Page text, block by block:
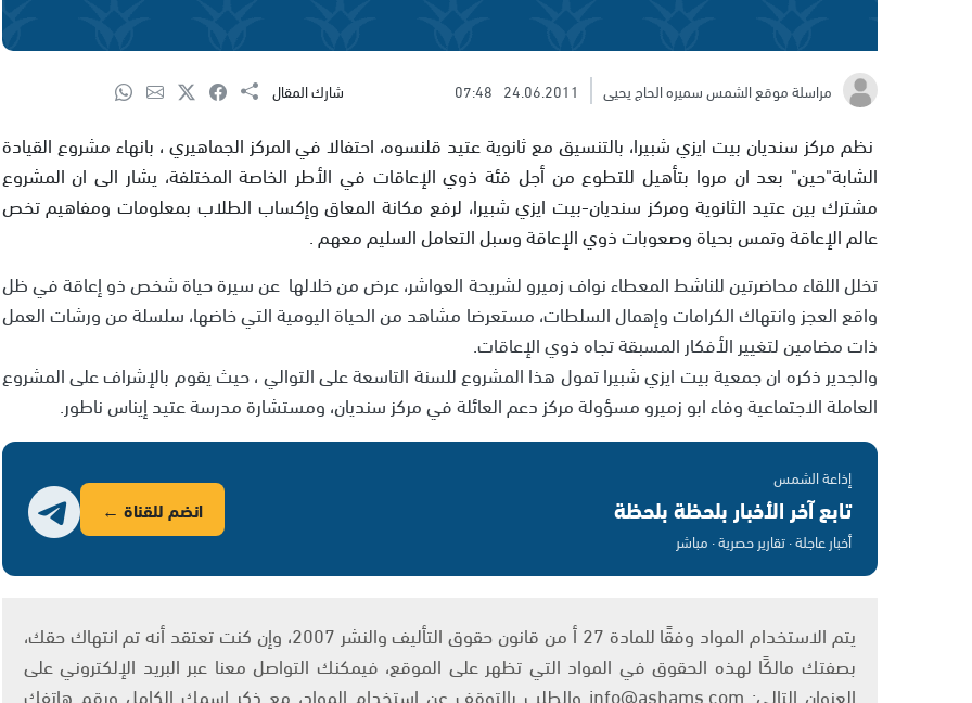
مراسلة موقع الشمس سميره الحاج يحيى 24.06.2011
07:48 شارك المقال
نظم مركز سنديان بيت ايزي شبيرا، بالتنسيق مع ثانوية عتيد قلنسوه، احتفالا في المركز الجماهيري ، بانهاء مشروع القيادة
الشابة"حين" بعد ان مروا بتأهيل للتطوع من أجل فئة ذوي الإعاقات في الأطر الخاصة المختلفة، يشار الى ان المشروع
مشترك بين عتيد الثانوية ومركز سنديان-بيت ايزي شبيرا، لرفع مكانة المعاق وإكساب الطلاب بمعلومات ومفاهيم تخص
عالم الإعاقة وتمس بحياة وصعوبات ذوي الإعاقة وسبل التعامل السليم معهم .
تخلل اللقاء محاضرتين للناشط المعطاء نواف زميرو لشريحة العواشر، عرض من خلالها عن سيرة حياة شخص ذو إعاقة في ظل
واقع العجز وانتهاك الكرامات وإهمال السلطات، مستعرضا مشاهد من الحياة اليومية التي خاضها، سلسلة من ورشات العمل
ذات مضامين لتغيير الأفكار المسبقة تجاه ذوي الإعاقات.
والجدير ذكره ان جمعية بيت ايزي شبيرا تمول هذا المشروع للسنة التاسعة على التوالي ، حيث يقوم بالإشراف على المشروع
العاملة الاجتماعية وفاء ابو زميرو مسؤولة مركز دعم العائلة في مركز سنديان، ومستشارة مدرسة عتيد إيناس ناطور.
إذاعة الشمس
تابع آخر الأخبار بلحظة بلحظة
أخبار عاجلة · تقارير حصرية · مباشر
انضم للقناة ←
يتم الاستخدام المواد وفقًا للمادة 27 أ من قانون حقوق التأليف والنشر 2007، وإن كنت تعتقد أنه تم انتهاك حقك،
بصفتك مالكًا لهذه الحقوق في المواد التي تظهر على الموقع، فيمكنك التواصل معنا عبر البريد الإلكتروني على
العنوان التالي: info@ashams.com والطلب بالتوقف عن استخدام المواد، مع ذكر اسمك الكامل ورقم هاتفك